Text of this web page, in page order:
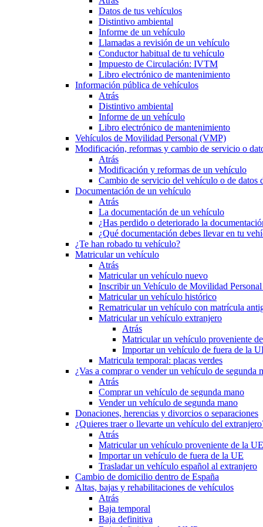
Datos de tus vehículos
Distintivo ambiental
Informe de un vehículo
Llamadas a revisión de un vehículo
Conductor habitual de tu vehículo
Impuesto de Circulación: IVTM
Libro electrónico de mantenimiento
Información pública de vehículos
Atrás
Distintivo ambiental
Informe de un vehículo
Libro electrónico de mantenimiento
Vehículos de Movilidad Personal (VMP)
Modificación, reformas y cambio de servicio o
Atrás
Modificación y reformas de un vehículo
Cambio de servicio del vehículo o de datos
Documentación de un vehículo
Atrás
La documentación de un vehículo
¿Has perdido o deteriorado la
¿Qué documentación debes llevar en tu
¿Te han robado tu vehículo?
Matricular un vehículo
Atrás
Matricular un vehículo nuevo
Inscribir un Vehículo de Movilidad
Matricular un vehículo histórico
Rematricular un vehículo con matrícula
Matricular un vehículo extranjero
Atrás
Matricular un vehículo proveniente
Importar un vehículo de fuera de la
Matricula temporal: placas verdes
¿Vas a comprar o vender un vehículo de segunda
Atrás
Comprar un vehículo de segunda mano
Vender un vehículo de segunda mano
Donaciones, herencias y divorcios o separaciones
¿Quieres traer o llevarte un vehículo del
Atrás
Matricular un vehículo proveniente de la UE
Importar un vehículo de fuera de la UE
Trasladar un vehículo español al extranjero
Cambio de domicilio dentro de España
Altas, bajas y rehabilitaciones de vehículos
Atrás
Baja temporal
Baja definitiva